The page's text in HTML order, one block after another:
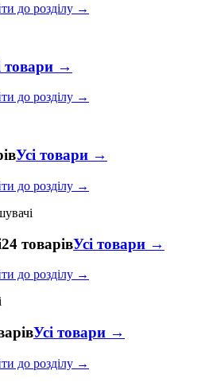
до розділу →
товари →
до розділу →
Усі товари →
до розділу →
24 товарівУсі товари →
до розділу →
Усі товари →
до розділу →